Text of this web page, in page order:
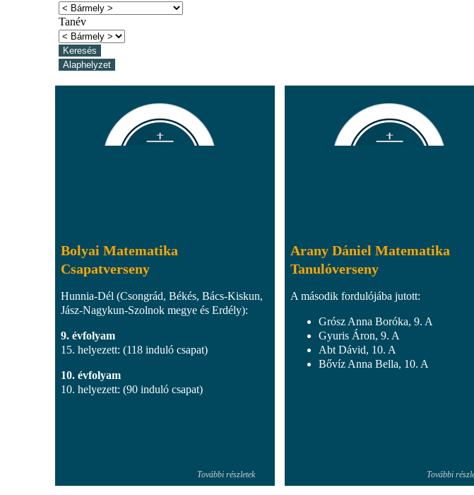
Tanév
Bolyai Matematika
Csapatverseny
Hunnia-Dél (Csongrád, Békés, Bács-Kiskun,
Jász-Nagykun-Szolnok megye és Erdély):
9. évfolyam
15. helyezett: (118 induló csapat)
10. évfolyam
10. helyezett: (90 induló csapat)
További részletek
Arany Dániel Matematika
Tanulóverseny
A második fordulójába jutott:
Grósz Anna Boróka, 9. A
Gyuris Áron, 9. A
Abt Dávid, 10. A
Bővíz Anna Bella, 10. A
További